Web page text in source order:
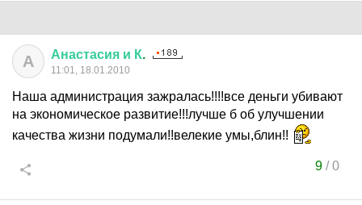
А Анастасия и К.
11:01, 18.01.2010
Наша администрация зажралась!!!!все деньги убивают
на экономическое развитие!!!лучше б об улучшении
качества жизни подумали!!велекие умы,блин!!
9/0